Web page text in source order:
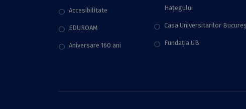
Accesibilitate
EDUROAM
Aniversare 160 ani
Hațegului
Casa Universitarilor
Fundaţia UB